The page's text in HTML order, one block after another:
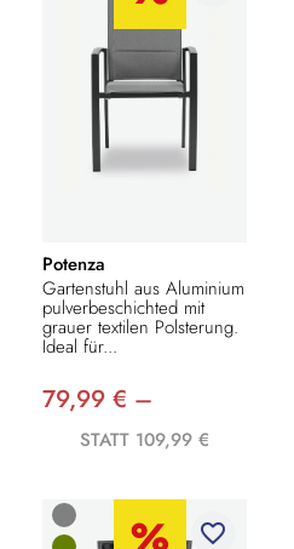
Potenza
Gartenstuhl aus Aluminium
pulverbeschichted mit
grauer textilen Polsterung.
Ideal für...
79,99 € –
STATT 109,99 €
favorite_border